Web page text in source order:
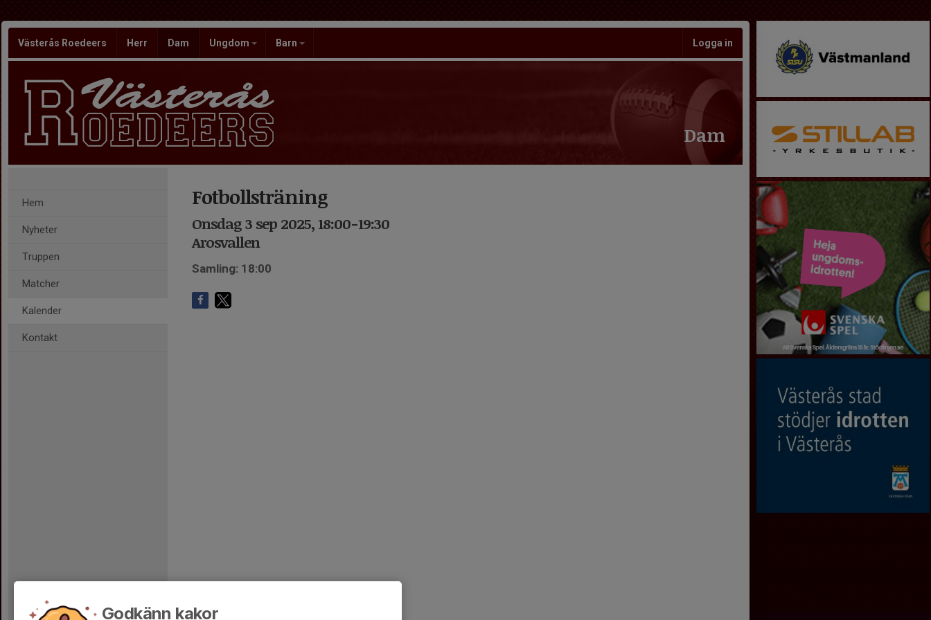
Västerås Roedeers Herr Dam Ungdom Barn Logga in
Dam
Hem
Nyheter
Truppen
Matcher
Kalender
Kontakt
Fotbollsträning
Onsdag 3 sep 2025, 18:00-19:30
Arosvallen
Samling: 18:00
Godkänn kakor